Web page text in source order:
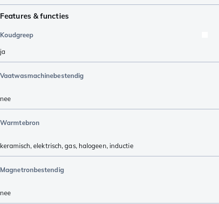
Features & functies
Koudgreep
ja
Vaatwasmachinebestendig
nee
Warmtebron
keramisch,elektrisch,gas, halogeen, inductie
Magnetronbestendig
nee